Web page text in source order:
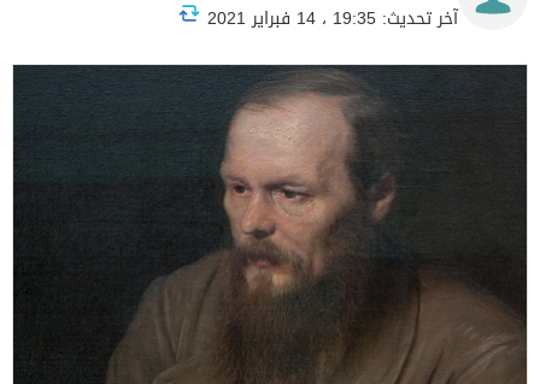
آخر تحديث: 19:35 ، 14 فبراير 2021